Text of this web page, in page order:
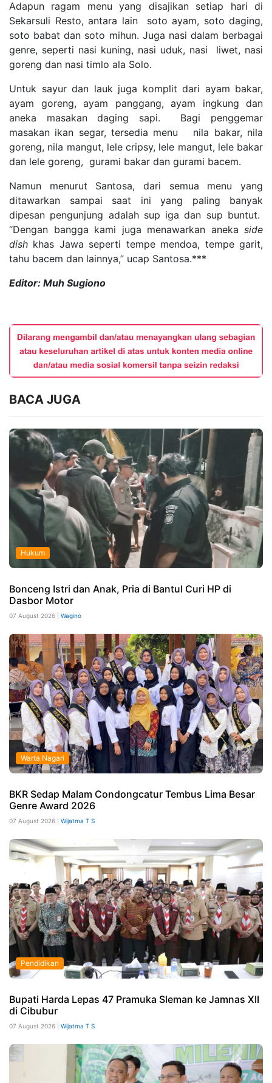
Adapun ragam menu yang disajikan setiap hari di
Sekarsuli Resto, antara lain soto ayam, soto daging,
soto babat dan soto mihun. Juga nasi dalam berbagai
genre, seperti nasi kuning, nasi uduk, nasi liwet, nasi
goreng dan nasi timlo ala Solo.
Untuk sayur dan lauk juga komplit dari ayam bakar,
ayam goreng, ayam panggang, ayam ingkung dan
aneka masakan daging sapi. Bagi penggemar
masakan ikan segar, tersedia menu nila bakar, nila
goreng, nila mangut, lele cripsy, lele mangut, lele bakar
dan lele goreng, gurami bakar dan gurami bacem.
Namun menurut Santosa, dari semua menu yang
ditawarkan sampai saat ini yang paling banyak
dipesan pengunjung adalah sup iga dan sup buntut.
“Dengan bangga kami juga menawarkan aneka side
dish khas Jawa seperti tempe mendoa, tempe garit,
tahu bacem dan lainnya,” ucap Santosa.***
Editor: Muh Sugiono
BACA JUGA
Hukum
Bonceng Istri dan Anak, Pria di Bantul Curi HP di
Dasbor Motor
07 August 2026 | Wagino
Warta Nagari
BKR Sedap Malam Condongcatur Tembus Lima Besar
Genre Award 2026
07 August 2026 | Wijatma T S
Pendidikan
Bupati Harda Lepas 47 Pramuka Sleman ke Jamnas XII
di Cibubur
07 August 2026 | Wijatma T S